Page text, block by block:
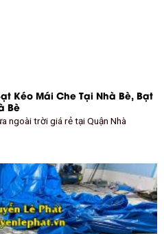
Kéo Mái Che Tại Nhà Bè, Bạt
Bè
ngoài trời giá rẻ tại Quận Nhà